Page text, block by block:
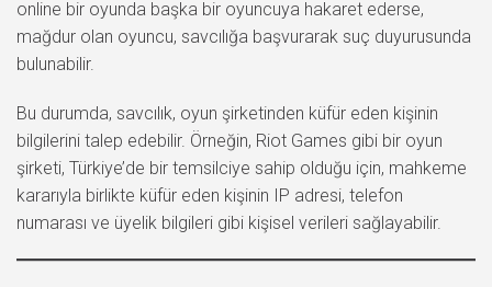
online bir oyunda başka bir oyuncuya hakaret ederse,
mağdur olan oyuncu, savcılığa başvurarak suç duyurusunda
bulunabilir.
Bu durumda, savcılık, oyun şirketinden küfür eden kişinin
bilgilerini talep edebilir. Örneğin, Riot Games gibi bir oyun
şirketi, Türkiye’de bir temsilciye sahip olduğu için, mahkeme
kararıyla birlikte küfür eden kişinin IP adresi, telefon
numarası ve üyelik bilgileri gibi kişisel verileri sağlayabilir.